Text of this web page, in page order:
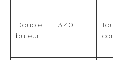
Double
buteur
3,40